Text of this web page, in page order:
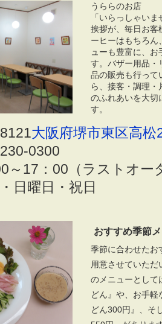
うららのお店
「いらっしゃい
挨拶が、毎日お客
ーヒーはもちろん
ューも豊富に、
す。バザー用品・
品の販売も行って
ら、接客・調理
のふれあいを大切
す。
大阪府堺市東区高松
0300
～17：00（ラストオー
日曜日・祝日
おすすめ季節
季節に合わせたお
用意させていた
のメニューとして
どん』や、お手
どん300円』、そ